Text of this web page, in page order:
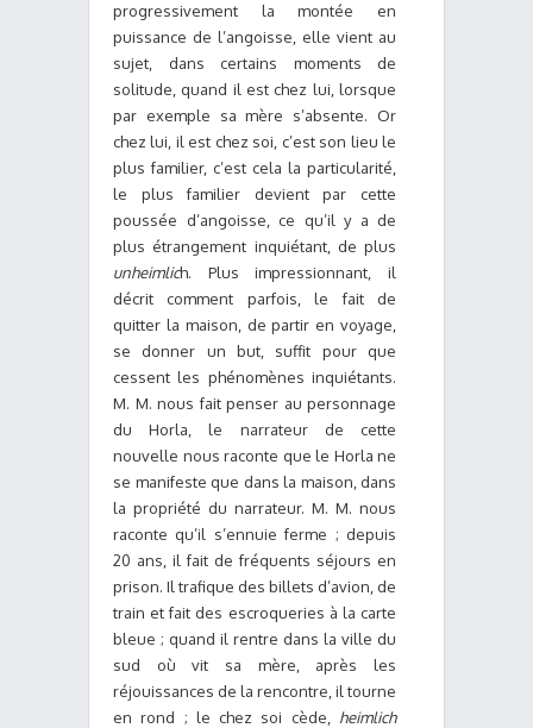
progressivement la montée en
puissance de l’angoisse, elle vient au
sujet, dans certains moments de
solitude, quand il est chez lui, lorsque
par exemple sa mère s’absente. Or
chez lui, il est chez soi, c’est son lieu le
plus familier, c’est cela la particularité,
le plus familier devient par cette
poussée d’angoisse, ce qu’il y a de
plus étrangement inquiétant, de plus
unheimlich. Plus impressionnant, il
décrit comment parfois, le fait de
quitter la maison, de partir en voyage,
se donner un but, suffit pour que
cessent les phénomènes inquiétants.
M. M. nous fait penser au personnage
du Horla, le narrateur de cette
nouvelle nous raconte que le Horla ne
se manifeste que dans la maison, dans
la propriété du narrateur. M. M. nous
raconte qu’il s’ennuie ferme ; depuis
20 ans, il fait de fréquents séjours en
prison. Il trafique des billets d’avion, de
train et fait des escroqueries à la carte
bleue ; quand il rentre dans la ville du
sud où vit sa mère, après les
réjouissances de la rencontre, il tourne
en rond ; le chez soi cède, heimlich